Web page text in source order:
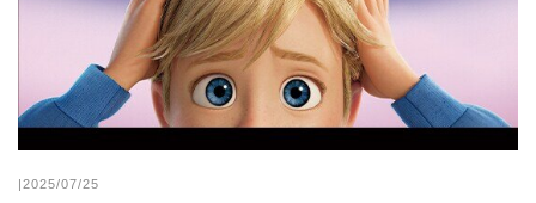
|2025/07/25